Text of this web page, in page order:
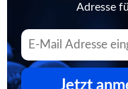
Adresse
Jetzt